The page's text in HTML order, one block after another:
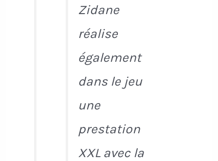
Zidane
réalise
également
dans le jeu
une
prestation
XXL avec la